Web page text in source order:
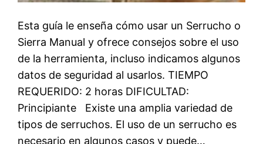
Esta guía le enseña cómo usar un Serrucho o
Sierra Manual y ofrece consejos sobre el uso
de la herramienta, incluso indicamos algunos
datos de seguridad al usarlos. TIEMPO
REQUERIDO: 2 horas DIFICULTAD:
Principiante Existe una amplia variedad de
tipos de serruchos. El uso de un serrucho es
necesario en algunos casos y puede…